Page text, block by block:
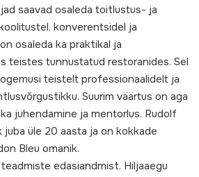
saavad osaleda toitlustus- ja
konverentsidel ja
osaleda ka praktikal ja
teistes tunnustatud restoranides. Sel
teistelt professionaalidelt ja
Suurim väärtus on aga
juhendamine ja mentorlus. Rudolf
üle 20 aasta ja on kokkade
Bleu omanik.
edasiandmist. Hiljaaegu